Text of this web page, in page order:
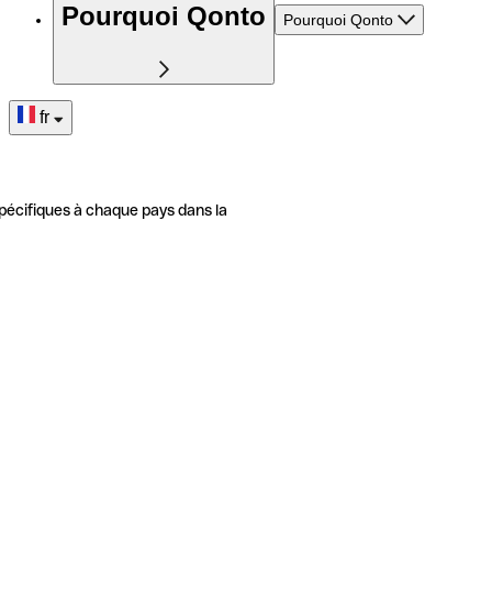
Pourquoi Qonto Pourquoi Qonto
fr
à chaque pays dans la